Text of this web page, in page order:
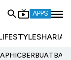
APPS
SHARIA